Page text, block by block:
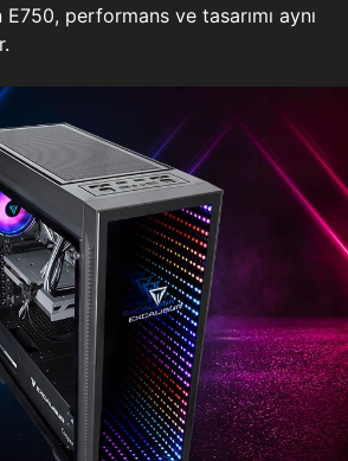
performans ve tasarımı aynı